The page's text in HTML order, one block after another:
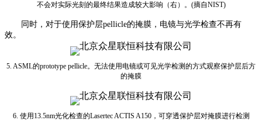
不会对实际光刻的最终结果造成较大影响（右）。(摘自NIST)
同时，对于使用保护层pellicle的掩膜，电镜与光学检查不再有
效。
5. ASML的prototype pellicle。无法使用电镜或可见光学检测的方式观察保护层后方
的掩膜
6. 使用13.5nm光化检查的Lasertec ACTIS A150，可穿透保护层对掩膜进行检测